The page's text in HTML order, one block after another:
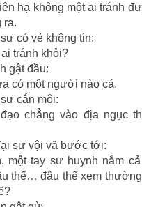
hạ không một ai tránh
ra.
có vẻ không tin:
tránh khỏi?
gật đầu:
có một người nào cả.
cắn môi:
chẳng vào địa ngục
sư vội vã bước tới:
một tay sư huynh nắm
thể… đâu thể xem